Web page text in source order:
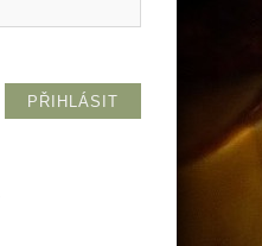
PŘIHLÁSIT